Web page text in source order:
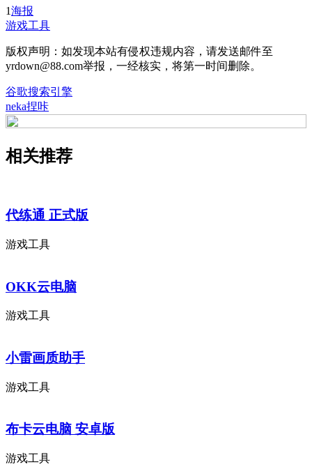
1海报
游戏工具
版权声明：如发现本站有侵权违规内容，请发送邮件至
yrdown@88.com举报，一经核实，将第一时间删除。
谷歌搜索引擎
neka捏咔
相关推荐
代练通 正式版
游戏工具
OKK云电脑
游戏工具
小雷画质助手
游戏工具
布卡云电脑 安卓版
游戏工具